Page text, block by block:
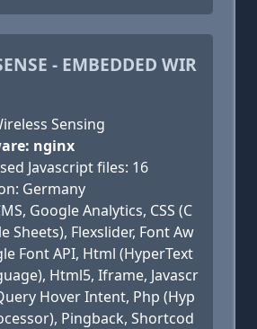
- EMBEDDED WIR
Sensing
nginx
Javascript files: 16
Germany
Google Analytics, CSS (C
Sheets), Flexslider, Font Aw
Font API, Html (HyperText
Html5, Iframe, Javascr
Hover Intent, Php (Hyp
Pingback, Shortcod